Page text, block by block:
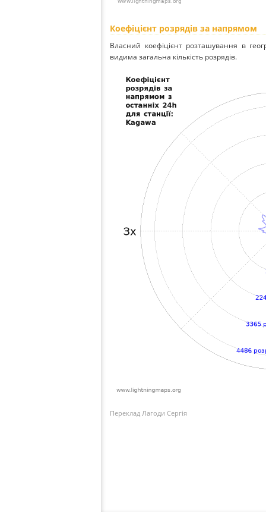
Коефіцієнт розрядів за напрямом
Власний коефіцієнт розташування в
видима загальна кількість розрядів.
Переклад Лагоди Сергія